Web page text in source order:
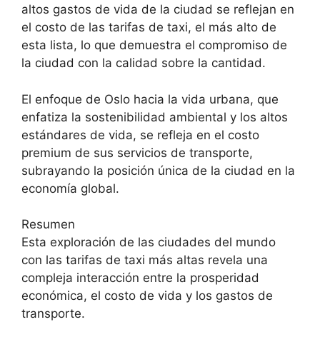
altos gastos de vida de la ciudad se reflejan en
el costo de las tarifas de taxi, el más alto de
esta lista, lo que demuestra el compromiso de
la ciudad con la calidad sobre la cantidad.
El enfoque de Oslo hacia la vida urbana, que
enfatiza la sostenibilidad ambiental y los altos
estándares de vida, se refleja en el costo
premium de sus servicios de transporte,
subrayando la posición única de la ciudad en la
economía global.
Resumen
Esta exploración de las ciudades del mundo
con las tarifas de taxi más altas revela una
compleja interacción entre la prosperidad
económica, el costo de vida y los gastos de
transporte.